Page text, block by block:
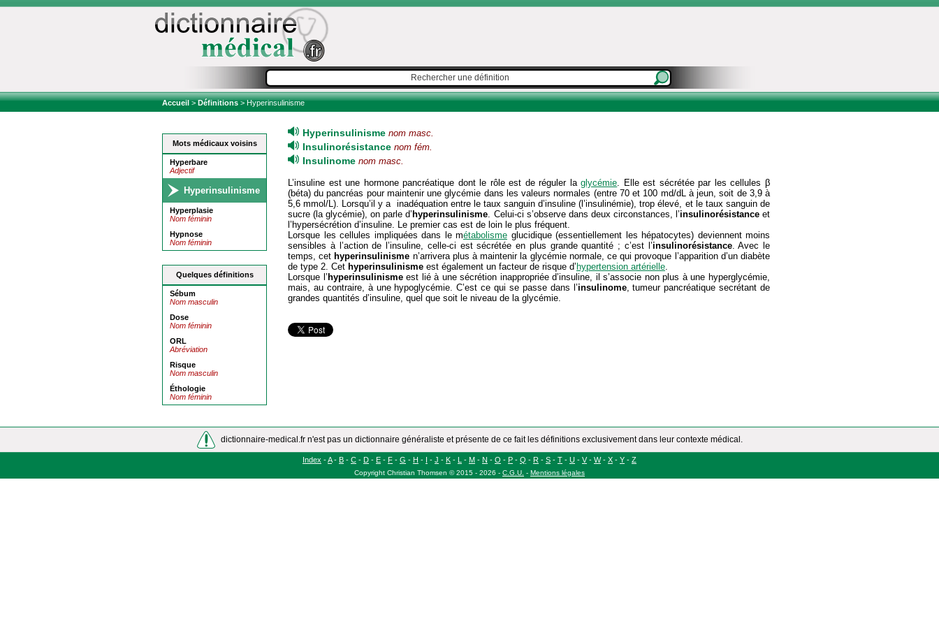
Accueil>Définitions> Hyperinsulinisme
Mots médicaux voisins
Hyperbare
Adjectif
Hyperinsulinisme
Hyperplasie
Nom féminin
Hypnose
Nom féminin
Quelques définitions
Sébum
Nom masculin
Dose
Nom féminin
ORL
Abréviation
Risque
Nom masculin
Éthologie
Nom féminin
Hyperinsulinisme nom masc.
Insulinorésistance nom fém.
Insulinome nom masc.
L’insuline est une hormone pancréatique dont le rôle est de réguler laglycémie. Elle est sécrétée par les cellules β
(béta) du pancréas pour maintenir une glycémie dans les valeurs normales (entre 70 et 100 md/dL à jeun, soit de 3,9 à
5,6 mmol/L). Lorsqu’il y a inadéquation entre le taux sanguin d’insuline (l’insulinémie), trop élevé, et le taux sanguin de
sucre (la glycémie), on parle d’ hyperinsulinisme. Celui-ci s’observe dans deux circonstances, l’insulinorésistanceet
l’hypersécrétion d’insuline. Le premier cas est de loin le plus fréquent.
Lorsque les cellules impliquées dans le métabolisme glucidique (essentiellement les hépatocytes) deviennent moins
sensibles à l’action de l’insuline, celle-ci est sécrétée en plus grande quantité ; c’est l’insulinorésistance. Avec le
temps, cet hyperinsulinisme n’arrivera plus à maintenir la glycémie normale, ce qui provoque l’apparition d’un diabète
de type 2. Cet hyperinsulinisme est également un facteur de risque d’ hypertension artérielle.
Lorsque l’ hyperinsulinismeest lié à une sécrétion inappropriée d’insuline, il s’associe non plus à une hyperglycémie,
mais, au contraire, à une hypoglycémie. C’est ce qui se passe dans l’insulinome, tumeur pancréatique secrétant de
grandes quantités d’insuline, quel que soit le niveau de la glycémie.
dictionnaire-medical.fr n'est pas un dictionnaire généraliste et présente de ce fait les définitions exclusivement dans leur contexte médical.
Index -A- B - C - D - E - F - G - H - I - J - K - L - M - N - O - P - Q - R - S - T - U - V- W- X - Y - Z
Copyright Christian Thomsen ©2015 - 2026 - C.G.U. - Mentions légales